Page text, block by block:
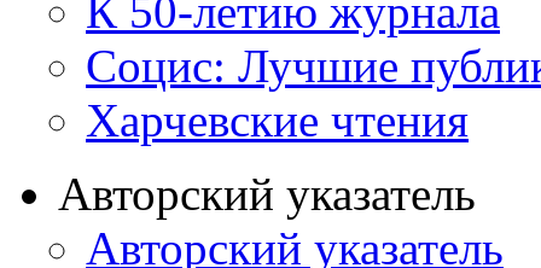
К 50-летию журнала
Социс: Лучшие
Харчевские чтения
Авторский указатель
Авторский указатель